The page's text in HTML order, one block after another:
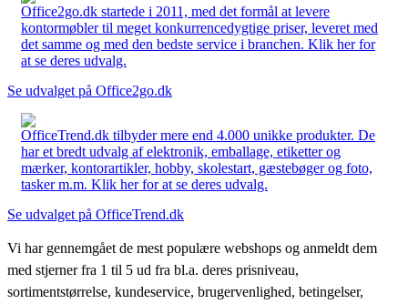
Office2go.dk startede i 2011, med det formål at levere
kontormøbler til meget konkurrencedygtige priser, leveret med
det samme og med den bedste service i branchen. Klik her for
at se deres udvalg.
Se udvalget på Office2go.dk
OfficeTrend.dk tilbyder mere end 4.000 unikke produkter. De
har et bredt udvalg af elektronik, emballage, etiketter og
mærker, kontorartikler, hobby, skolestart, gæstebøger og foto,
tasker m.m. Klik her for at se deres udvalg.
Se udvalget på OfficeTrend.dk
Vi har gennemgået de mest populære webshops og anmeldt dem
med stjerner fra 1 til 5 ud fra bl.a. deres prisniveau,
sortimentstørrelse, kundeservice, brugervenlighed, betingelser,